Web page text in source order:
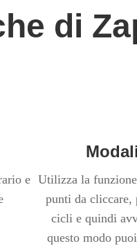
di
e Utilizza la
punti da cliccare,
cicli e quindi
questo modo